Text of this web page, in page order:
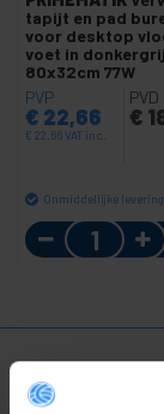
tapijt en pad
voor desktop
voet in
80x32cm 77W
PVP
€ 22,66
€ 22,66VAT inc.
PVD
€
Onmiddellijke levering
Aantal
Meer